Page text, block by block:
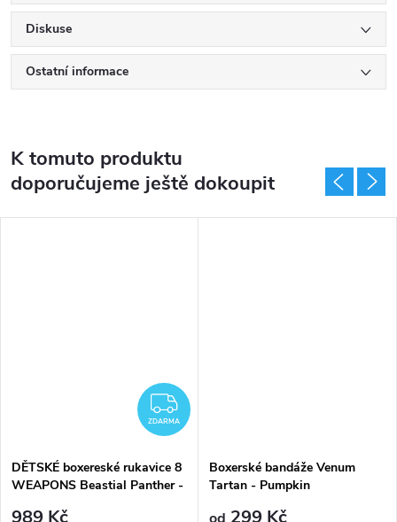
Diskuse
Ostatní informace
K tomuto produktu
doporučujeme ještě dokoupit
ZDARMA
ZDARMA
DĚTSKÉ boxereské rukavice 8
WEAPONS Beastial Panther -
989 Kč
Boxerské bandáže Venum
Tartan - Pumpkin
299 Kč